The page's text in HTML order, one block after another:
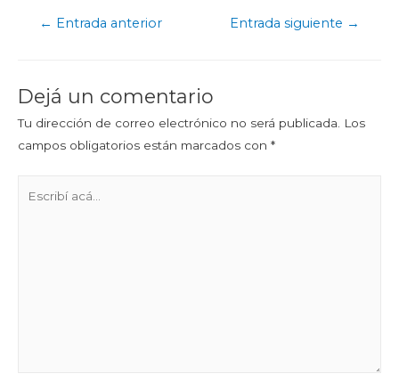
← Entrada anterior Entrada siguiente →
Dejá un comentario
Tu dirección de correo electrónico no será publicada. Los
campos obligatorios están marcados con *